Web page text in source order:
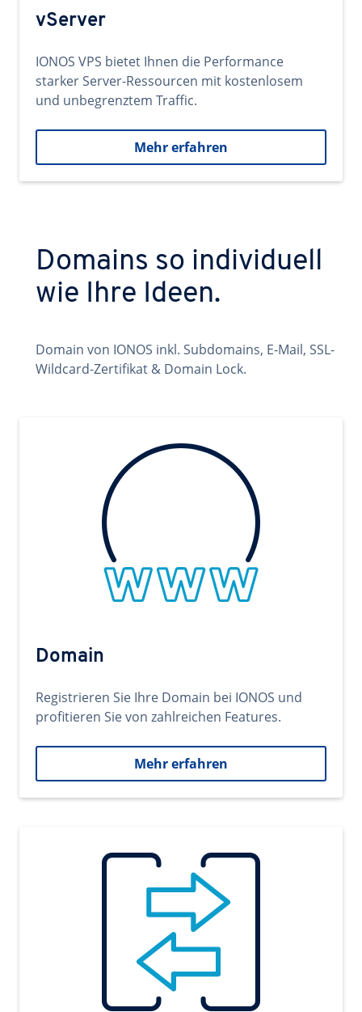
vServer
IONOS VPS bietet Ihnen die Performance
starker Server-Ressourcen mit kostenlosem
und unbegrenztem Traffic.
Mehr erfahren
Domains so individuell
wie Ihre Ideen.
Domain von IONOS inkl. Subdomains, E-Mail, SSL-
Wildcard-Zertifikat & Domain Lock.
Domain
Registrieren Sie Ihre Domain bei IONOS und
profitieren Sie von zahlreichen Features.
Mehr erfahren